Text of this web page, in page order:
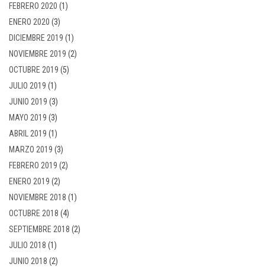
FEBRERO 2020 (1)
ENERO 2020 (3)
DICIEMBRE 2019 (1)
NOVIEMBRE 2019 (2)
OCTUBRE 2019 (5)
JULIO 2019 (1)
JUNIO 2019 (3)
MAYO 2019 (3)
ABRIL 2019 (1)
MARZO 2019 (3)
FEBRERO 2019 (2)
ENERO 2019 (2)
NOVIEMBRE 2018 (1)
OCTUBRE 2018 (4)
SEPTIEMBRE 2018 (2)
JULIO 2018 (1)
JUNIO 2018 (2)